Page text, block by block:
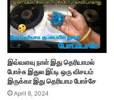
இவ்வளவு நாள் இது தெரியாமல்
போச்சு இதுல இப்டி ஒரு விசயம்
இருக்கா இது தெரியாம போச்சே
April 8, 2024